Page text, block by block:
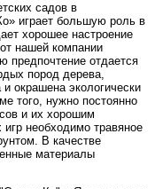
садов в
играет большую роль в
хорошее настроение
нашей компании
предпочтение отдается
пород дерева,
окрашена экологически
того, нужно постоянно
и их хорошим
необходимо травяное
В качестве
материалы